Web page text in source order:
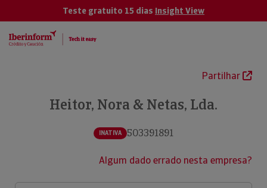
Teste gratuito 15 dias Insight View
Partilhar
Heitor, Nora & Netas, Lda.
INATIVA 503391891
Algum dado errado nesta empresa?